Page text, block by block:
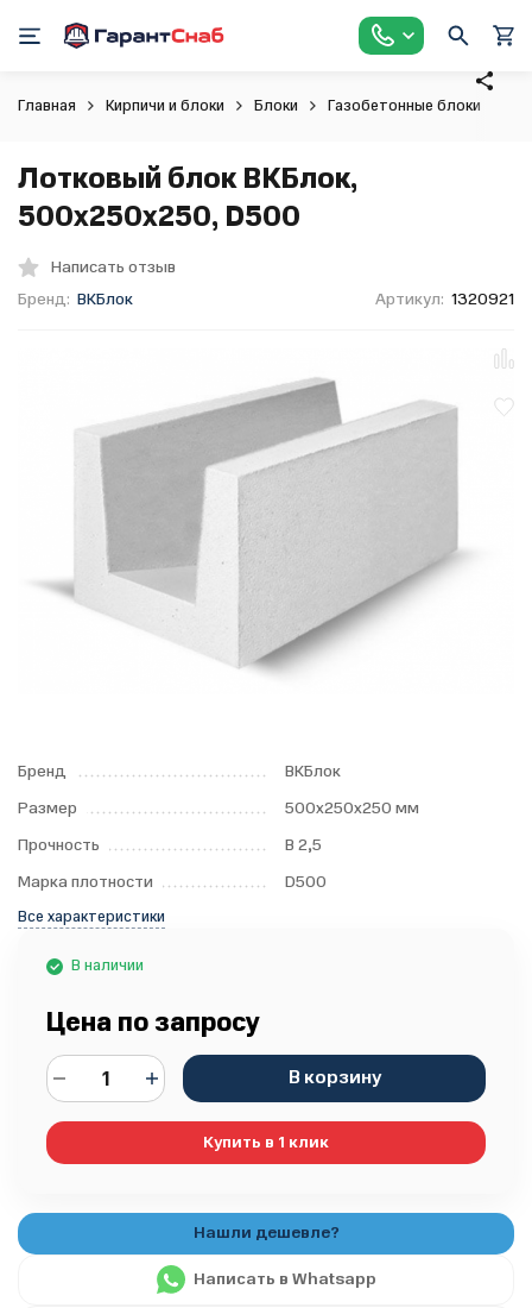
Главная Кирпичи и блоки Блоки Газобетонные блоки
Лотковый блок ВКБлок,
500x250x250, D500
Написать отзыв
Бренд: ВКБлок Артикул: 1320921
Бренд
ВКБлок
Размер
500x250x250 мм
Прочность
B 2,5
Марка плотности
D500
Все характеристики
В наличии
Цена по запросу
В корзину
Купить в 1 клик
Написать в Whatsapp